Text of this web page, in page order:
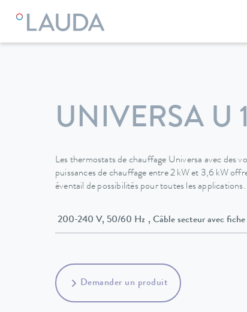
LAUDA Appareils de thermorégulation
UNIVERSA U
Les thermostats de chauffage Universa avec des
puissances de chauffage entre 2 kW et 3,6 kW
éventail de possibilités pour toutes les applications.
200-240 V, 50/60 Hz , Câble
Demander un produit